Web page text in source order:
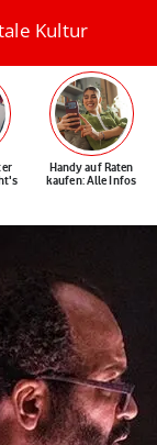
Kultur
Handy auf Raten
kaufen: Alle Infos